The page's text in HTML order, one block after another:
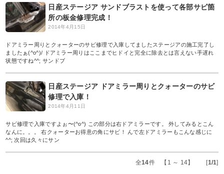
日産ステージア サンドブラストを使って各部サビ箇
所の板金修理完成！
2014年4月15日
ドアミラー周りとクォーターのサビ修理で入庫してましたステージアの施工完了し
ましたぁ(^o^)/ ドアミラー周りはここまでヒドイと完全に除去とは言えない手遅れ
状態ですね^^; サンドブ
日産ステージア ドアミラー周りとクォーターのサビ
修理で入庫！
2014年4月11日
サビ修理で入庫ですよぉ〜(^o^) この部分は右ドアミラーです。 外してみるとこん
なんに。。。 右クォーターお得意の角にサビ！ んで左ドアミラーもこんな感じに
^^; 次回は久々にサン
全14件 【1 ～ 14】 [1/1]